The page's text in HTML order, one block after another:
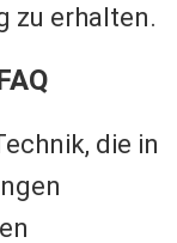
zu erhalten.
die in